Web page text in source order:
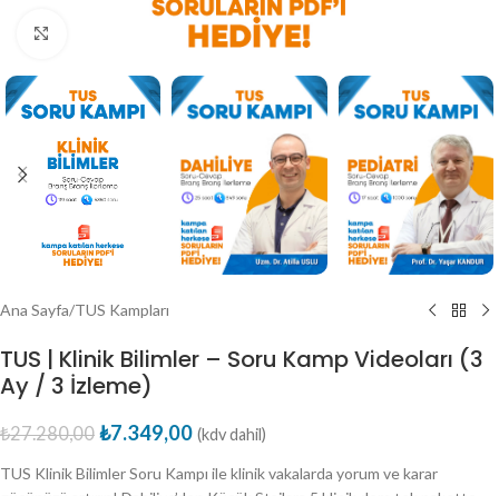
Büyütmek için tıklayın
Ana Sayfa/TUS Kampları
TUS | Klinik Bilimler – Soru Kamp Videoları (3
Ay / 3 İzleme)
₺27.280,00 ₺7.349,00 (kdv dahil)
TUS Klinik Bilimler Soru Kampı ile klinik vakalarda yorum ve karar